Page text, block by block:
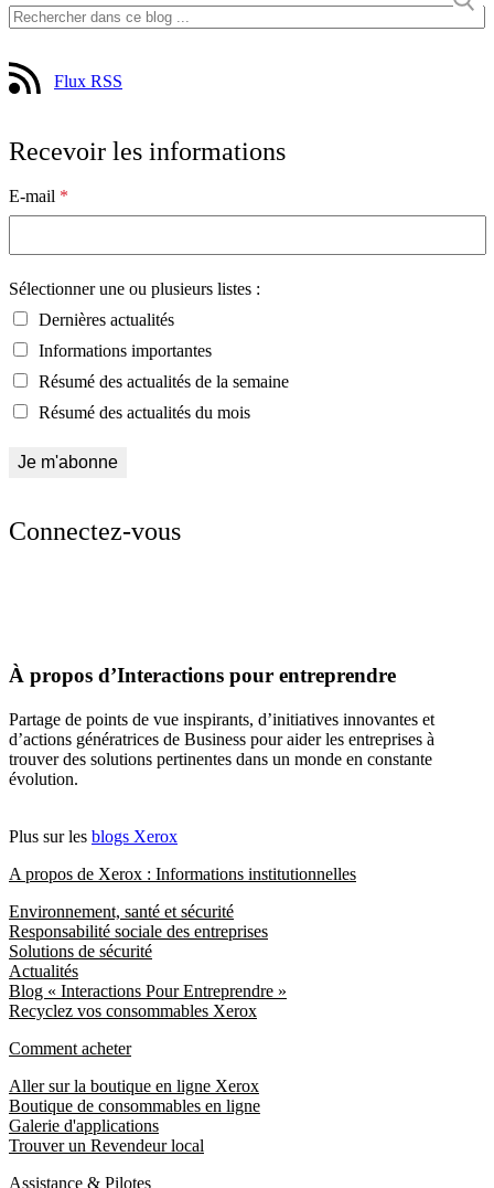
Flux RSS
Recevoir les informations
E-mail *
Sélectionner une ou plusieurs listes :
Dernières actualités
Informations importantes
Résumé des actualités de la semaine
Résumé des actualités du mois
Connectez-vous
À propos d’Interactions pour entreprendre
Partage de points de vue inspirants, d’initiatives innovantes et
d’actions génératrices de Business pour aider les entreprises à
trouver des solutions pertinentes dans un monde en constante
évolution.
Plus sur les blogs Xerox
A propos de Xerox : Informations institutionnelles
Environnement, santé et sécurité
Responsabilité sociale des entreprises
Solutions de sécurité
Actualités
Blog « Interactions Pour Entreprendre »
Recyclez vos consommables Xerox
Comment acheter
Aller sur la boutique en ligne Xerox
Boutique de consommables en ligne
Galerie d'applications
Trouver un Revendeur local
Assistance & Pilotes